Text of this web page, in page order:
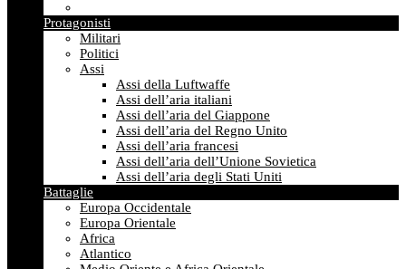
Protagonisti
Militari
Politici
Assi
Assi della Luftwaffe
Assi dell’aria italiani
Assi dell’aria del Giappone
Assi dell’aria del Regno Unito
Assi dell’aria francesi
Assi dell’aria dell’Unione Sovietica
Assi dell’aria degli Stati Uniti
Battaglie
Europa Occidentale
Europa Orientale
Africa
Atlantico